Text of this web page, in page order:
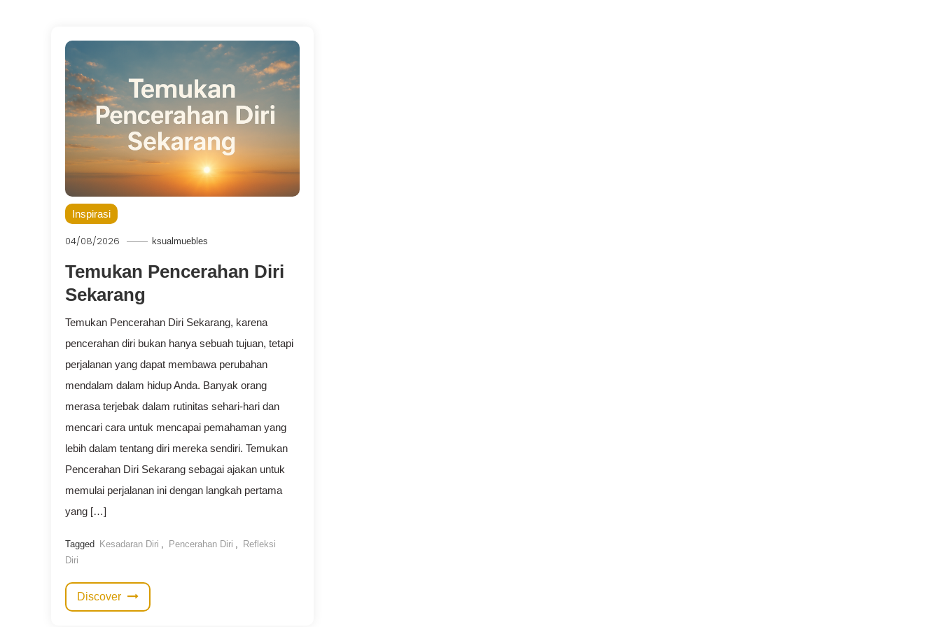
Inspirasi
04/08/2026 ksualmuebles
Temukan Pencerahan Diri
Sekarang
Temukan Pencerahan Diri Sekarang, karena
pencerahan diri bukan hanya sebuah tujuan, tetapi
perjalanan yang dapat membawa perubahan
mendalam dalam hidup Anda. Banyak orang
merasa terjebak dalam rutinitas sehari-hari dan
mencari cara untuk mencapai pemahaman yang
lebih dalam tentang diri mereka sendiri. Temukan
Pencerahan Diri Sekarang sebagai ajakan untuk
memulai perjalanan ini dengan langkah pertama
yang […]
Tagged Kesadaran Diri , Pencerahan Diri ,
Refleksi
Diri
Discover